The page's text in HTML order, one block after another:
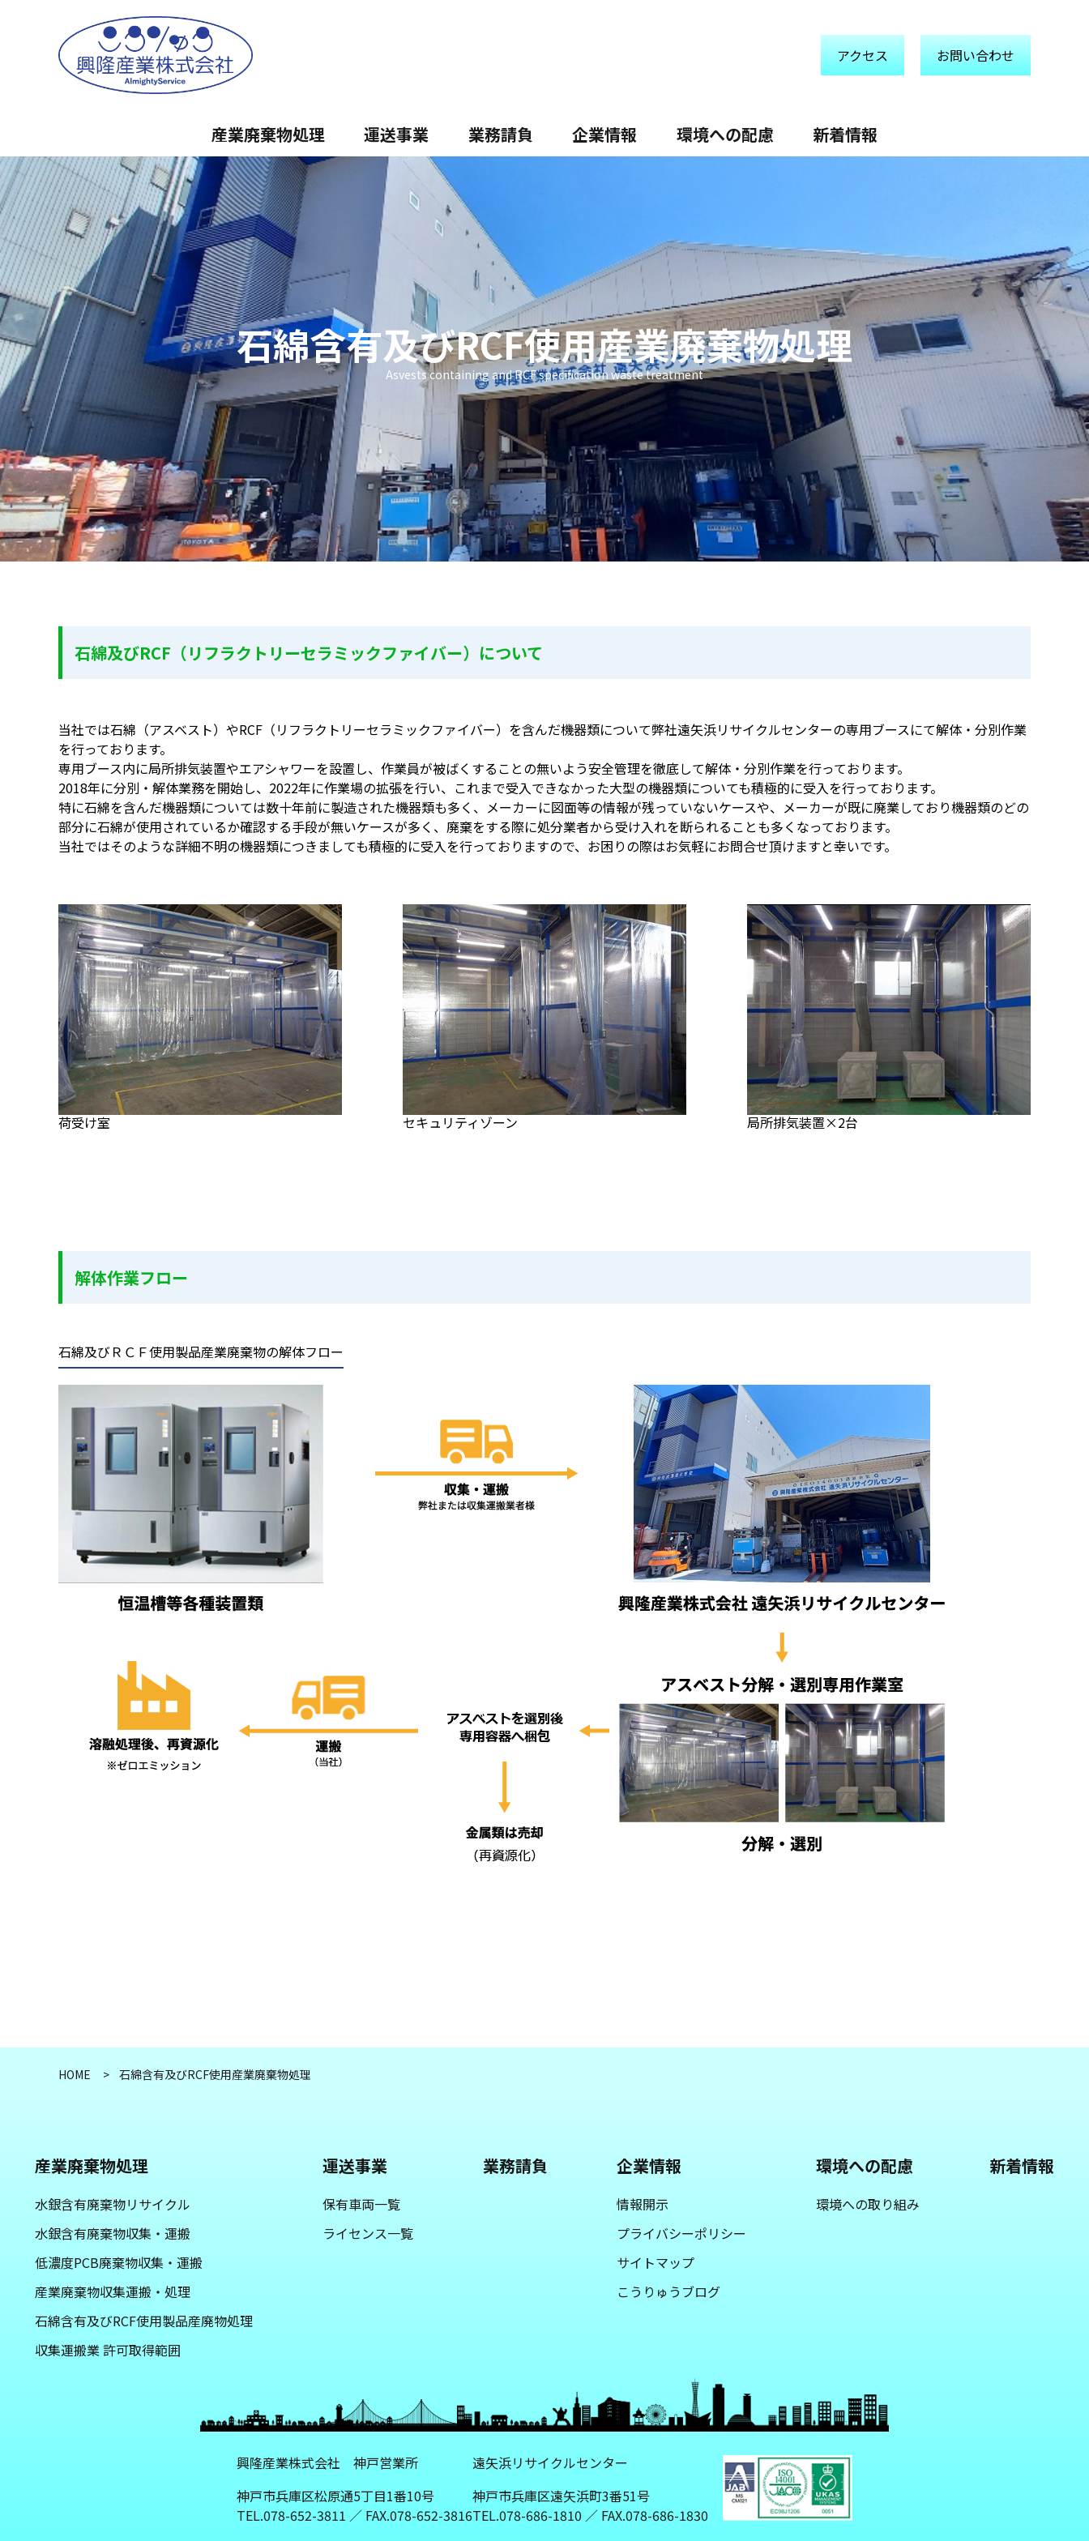
アクセス お問い合わせ
産業廃棄物処理 運送事業 業務請負 企業情報 環境への配慮 新着情報
石綿含有及びRCF使用産業廃棄物処理
Asvests containing and RCF specification waste treatment
石綿及びRCF（リフラクトリーセラミックファイバー）について
当社では石綿（アスベスト）やRCF（リフラクトリーセラミックファイバー）を含んだ機器類について弊社遠矢浜リサイクルセンターの専用ブースにて解体・分別作業
を行っております。
専用ブース内に局所排気装置やエアシャワーを設置し、作業員が被ばくすることの無いよう安全管理を徹底して解体・分別作業を行っております。
2018年に分別・解体業務を開始し、2022年に作業場の拡張を行い、これまで受入できなかった大型の機器類についても積極的に受入を行っております。
特に石綿を含んだ機器類については数十年前に製造された機器類も多く、メーカーに図面等の情報が残っていないケースや、メーカーが既に廃業しており機器類のどの
部分に石綿が使用されているか確認する手段が無いケースが多く、廃棄をする際に処分業者から受け入れを断られることも多くなっております。
当社ではそのような詳細不明の機器類につきましても積極的に受入を行っておりますので、お困りの際はお気軽にお問合せ頂けますと幸いです。
荷受け室 セキュリティゾーン 局所排気装置×2台
解体作業フロー
石綿及びＲＣＦ使用製品産業廃棄物の解体フロー
HOME 石綿含有及びRCF使用産業廃棄物処理
産業廃棄物処理
水銀含有廃棄物リサイクル
水銀含有廃棄物収集・運搬
低濃度PCB廃棄物収集・運搬
産業廃棄物収集運搬・処理
石綿含有及びRCF使用製品産廃物処理
収集運搬業 許可取得範囲
運送事業
保有車両一覧
ライセンス一覧
業務請負 企業情報
情報開示
プライバシーポリシー
サイトマップ
こうりゅうブログ
環境への配慮
環境への取り組み
新着情報
興隆産業株式会社 神戸営業所
神戸市兵庫区松原通5丁目1番10号
TEL.078-652-3811 ／ FAX.078-652-3816
遠矢浜リサイクルセンター
神戸市兵庫区遠矢浜町3番51号
TEL.078-686-1810 ／ FAX.078-686-1830